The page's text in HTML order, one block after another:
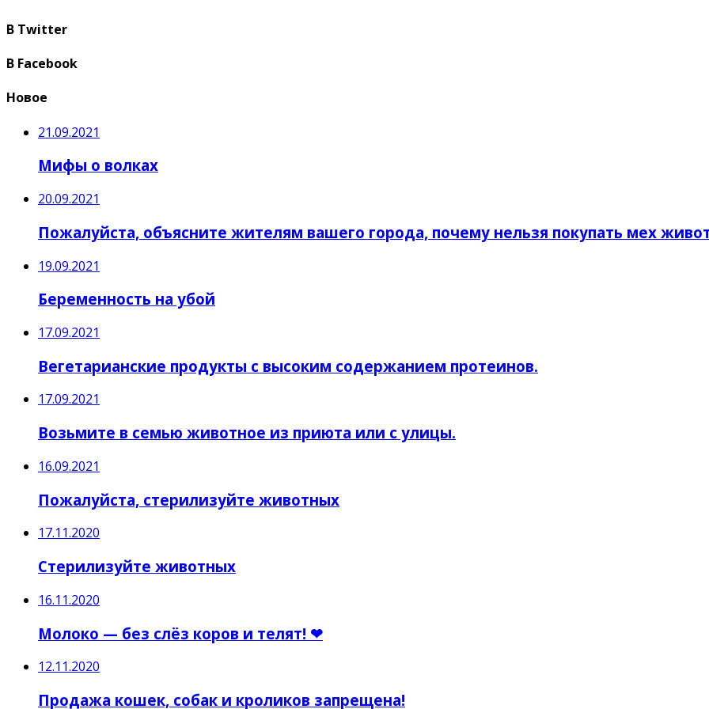
В Twitter
В Facebook
Новое
21.09.2021
Мифы о волках
20.09.2021
Пожалуйста, объясните жителям вашего города, почему нельзя покупать мех
19.09.2021
Беременность на убой
17.09.2021
Вегетарианские продукты с высоким содержанием протеинов.
17.09.2021
Возьмите в семью животное из приюта или с улицы.
16.09.2021
Пожалуйста, стерилизуйте животных
17.11.2020
Стерилизуйте животных
16.11.2020
Молоко — без слёз коров и телят! ❤
12.11.2020
Продажа кошек, собак и кроликов запрещена!